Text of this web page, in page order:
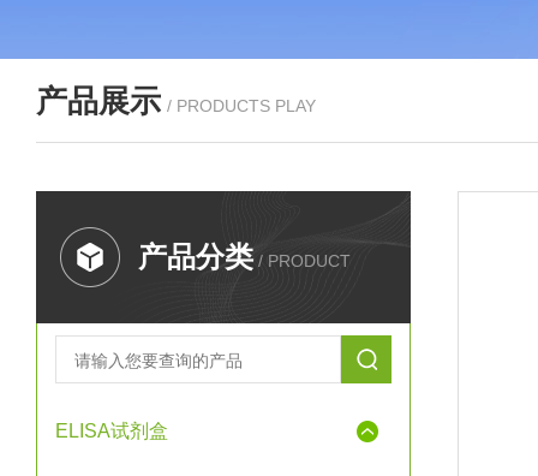
产品展示 / PRODUCTS PLAY
产品分类 / PRODUCT
ELISA试剂盒